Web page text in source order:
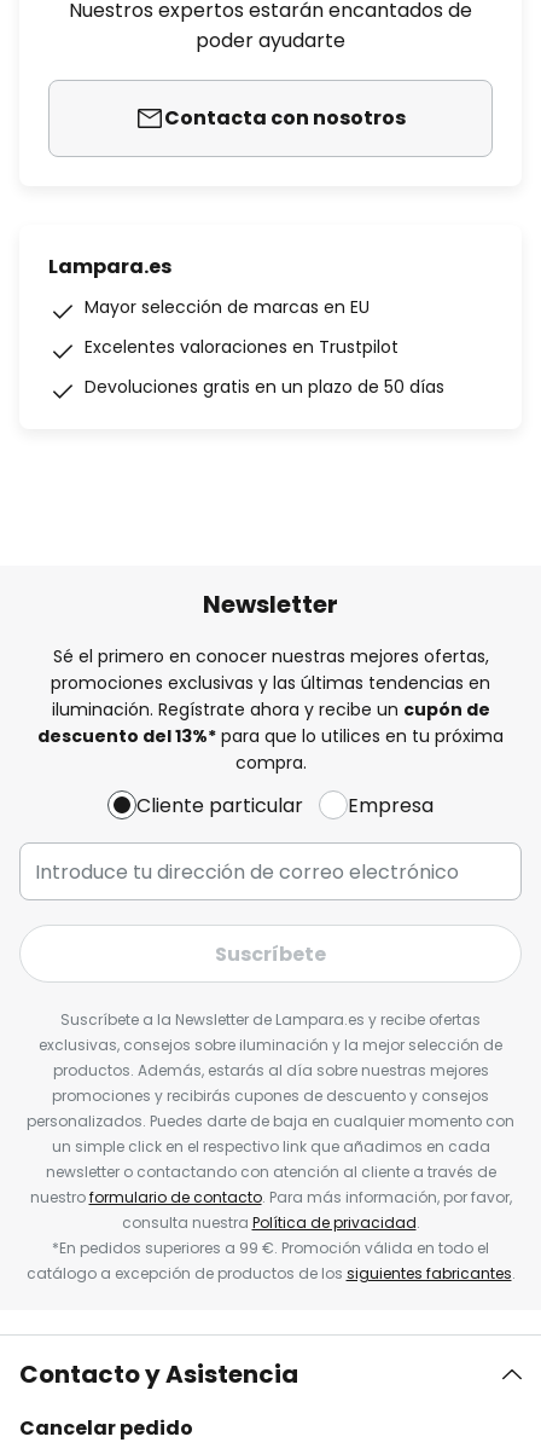
Nuestros expertos estarán encantados de
poder ayudarte
Contacta con nosotros
Lampara.es
Mayor selección de marcas en EU
Excelentes valoraciones en Trustpilot
Devoluciones gratis en un plazo de 50 días
Newsletter
Sé el primero en conocer nuestras mejores ofertas,
promociones exclusivas y las últimas tendencias en
iluminación. Regístrate ahora y recibe un cupón de
descuento del13%* para que lo utilices en tu próxima
compra.
Cliente particular Empresa
Suscríbete
Suscríbete a la Newsletter de Lampara.es y recibe ofertas
exclusivas, consejos sobre iluminación y la mejor selección de
productos. Además, estarás al día sobre nuestras mejores
promociones y recibirás cupones de descuento y consejos
personalizados. Puedes darte de baja en cualquier momento con
un simple click en el respectivo link que añadimos en cada
newsletter o contactando con atención al cliente a través de
nuestroformulario de contacto. Para más información, por favor,
consulta nuestra Política de privacidad.
*En pedidos superiores a 99 €. Promoción válida en todo el
catálogo a excepción de productos de los siguientes fabricantes.
Contacto y Asistencia
Cancelar pedido